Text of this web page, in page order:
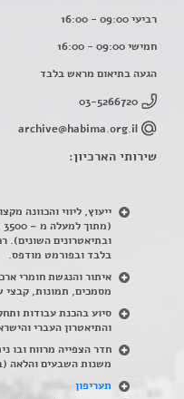
רביעי 09:00 - 16:00
חמישי 09:00 - 16:00
הגעה בתיאום מראש בלבד
03-5266720
archive@habima.org.il
שירותי הארכיון:
ייעוץ, ליווי והכוונה
ובתיאטרונים השונים).
בלבד ובפורמט מודפס.
איתור והנגשת חומרי
מסמכים, תמונות, קבצי
סיוע בהכנת עבודות
והתיאטרון העברי
משנות השבעים והלאה
תעריפון